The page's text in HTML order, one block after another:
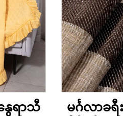
ေရာသီ
မင်္ဂလာခ